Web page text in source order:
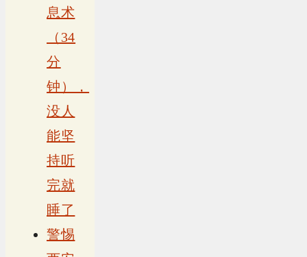
息术
（34
分
钟），
没人
能坚
持听
完就
睡了
警惕